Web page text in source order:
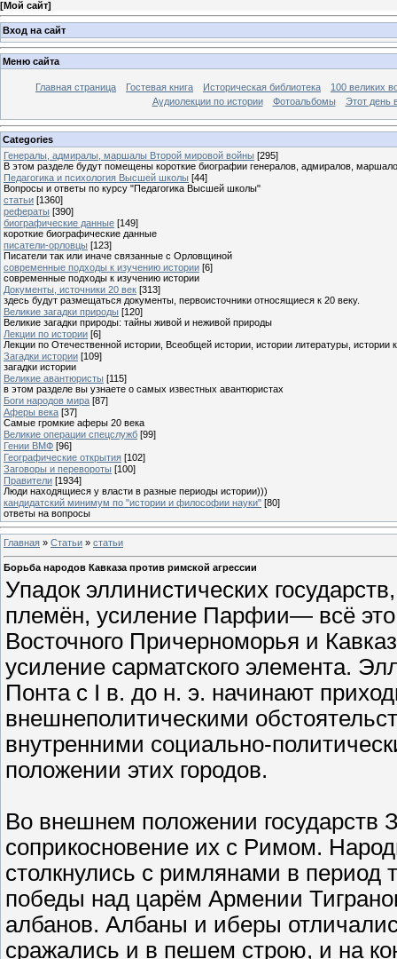
[Мой сайт]
Вход на сайт
Меню сайта
Главная страница Гостевая книга Историческая библиотека
100 великих
Аудиолекции по истории
Фотоальбомы Этот день
Categories
Генералы, адмиралы, маршалы Второй мировой войны [295]
В этом разделе будут помещены короткие биографии генералов, адмиралов,
Педагогика и психология Высшей школы [44]
Вопросы и ответы по курсу "Педагогика Высшей школы"
статьи [1360]
рефераты [390]
биографические данные [149]
короткие биографические данные
писатели-орловцы [123]
Писатели так или иначе связанные с Орловщиной
современные подходы к изучению истории [6]
современные подходы к изучению истории
Документы, источники 20 век [313]
здесь будут размещаться документы, первоисточники относящиеся к 20 веку.
Великие загадки природы [120]
Великие загадки природы: тайны живой и неживой природы
Лекции по истории [6]
Лекции по Отечественной истории, Всеобщей истории, истории литературы, истории
Загадки истории [109]
загадки истории
Великие авантюристы [115]
в этом разделе вы узнаете о самых известных авантюристах
Боги народов мира [87]
Аферы века [37]
Самые громкие аферы 20 века
Великие операции спецслужб [99]
Гении ВМФ [96]
Географические открытия [102]
Заговоры и перевороты [100]
Правители [1934]
Люди находящиеся у власти в разные периоды истории)))
кандидатский минимум по "истории и философии науки" [80]
ответы на вопросы
Главная » Статьи » статьи
Борьба народов Кавказа против римской агрессии
Упадок эллинистических
племён, усиление Парфии— всё это
Восточного Причерноморья и
усиление сарматского элемента.
Понта с I в. до н. э. начинают
внешнеполитическими
внутренними социально-
положении этих городов.
Во внешнем положении государств
соприкосновение их с Римом.
столкнулись с римлянами в
победы над царём Армении
албанов. Албаны и иберы
сражались и в пешем строю, и на